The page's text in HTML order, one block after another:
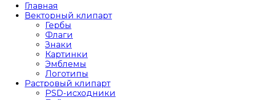
Главная
Векторный клипарт
Гербы
Флаги
Знаки
Картинки
Эмблемы
Логотипы
Растровый клипарт
PSD-исходники